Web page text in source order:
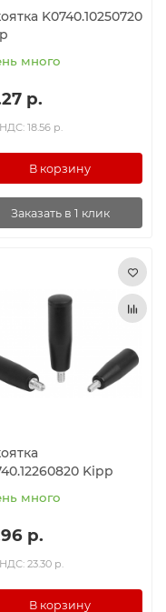
K0740.10250720
много
р.
18.56 р.
В корзину
Заказать в 1 клик
Kipp
много
р.
23.30 р.
В корзину